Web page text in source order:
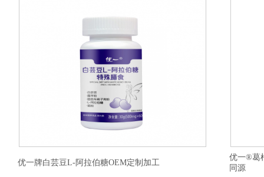
优一牌白芸豆L-阿拉伯糖OEM定制加工
优一®葛
同源